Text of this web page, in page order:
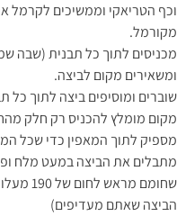
וכף הטריאקי וממשיכים לקרמל
מקורמל.
מכניסים לתוך כל תבנית (שבה
ומשאירים מקום לביצה.
שוברים ומוסיפים ביצה לתוך
מקום מומלץ להכניס רק חלק
מספיק לתוך המאפין כדי שכל
מתבלים את הביצה במעט מלח
הביצה שאתם מעדיפים)